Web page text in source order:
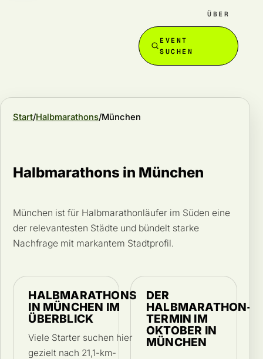
ÜBER
EVENT
SUCHEN
Start Halbmarathons München
Halbmarathons in München
München ist für Halbmarathonläufer im Süden eine
der relevantesten Städte und bündelt starke
Nachfrage mit markantem Stadtprofil.
HALBMARATHONS
IN MÜNCHEN IM
ÜBERBLICK
Viele Starter suchen hier
gezielt nach 21,1-km-
DER
HALBMARATHON-
TERMIN IM
OKTOBER IN
MÜNCHEN